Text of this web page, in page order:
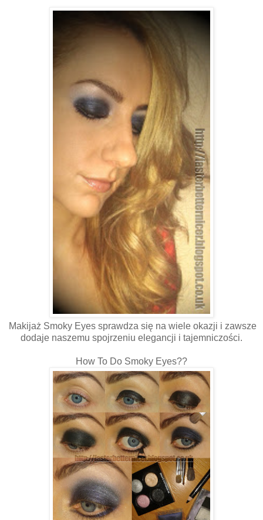
Makijaż Smoky Eyes sprawdza się na wiele okazji i zawsze
dodaje naszemu spojrzeniu elegancji i tajemniczości.
How To Do Smoky Eyes??